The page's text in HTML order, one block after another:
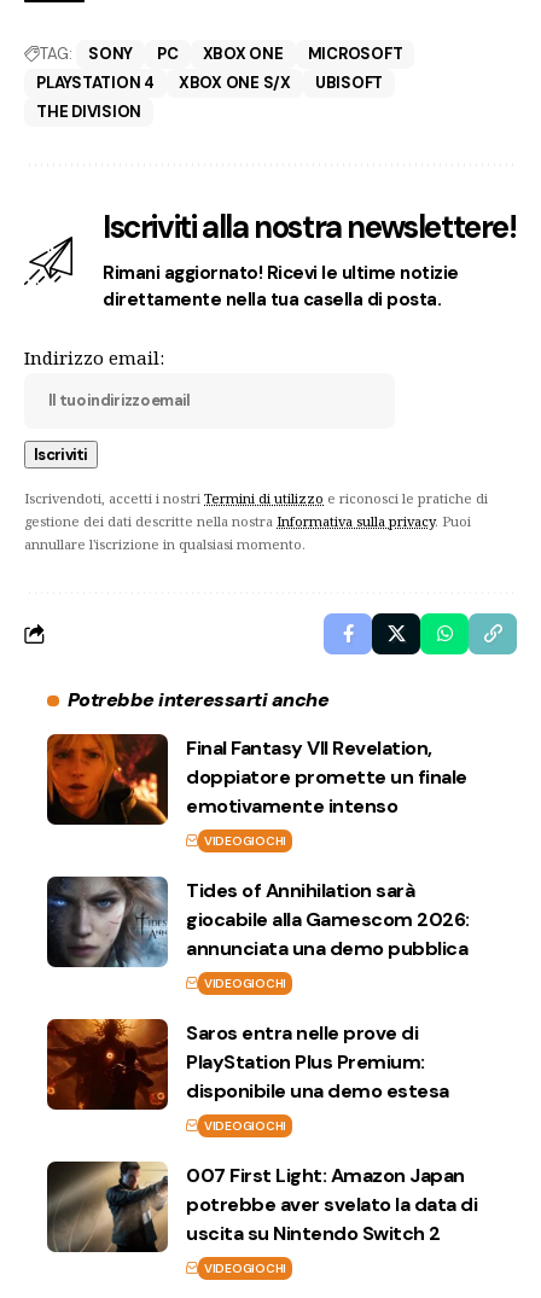
TAG: SONY PC XBOX ONE
MICROSOFT
PLAYSTATION 4
XBOX ONE S/X
UBISOFT
THE DIVISION
Iscriviti alla nostra newslettere!
Rimani aggiornato! Ricevi le ultime notizie
direttamente nella tua casella di posta.
Indirizzo email:
Iscrivendoti, accetti i nostri Termini di utilizzo e riconosci le pratiche di
gestione dei dati descritte nella nostra Informativa sulla privacy. Puoi
annullare l'iscrizione in qualsiasi momento.
Potrebbe interessarti anche
Final Fantasy VII Revelation,
doppiatore promette un finale
emotivamente intenso
VIDEOGIOCHI
Tides of Annihilation sarà
giocabile alla Gamescom 2026:
annunciata una demo pubblica
VIDEOGIOCHI
Saros entra nelle prove di
PlayStation Plus Premium:
disponibile una demo estesa
VIDEOGIOCHI
007 First Light: Amazon Japan
potrebbe aver svelato la data di
uscita su Nintendo Switch 2
VIDEOGIOCHI